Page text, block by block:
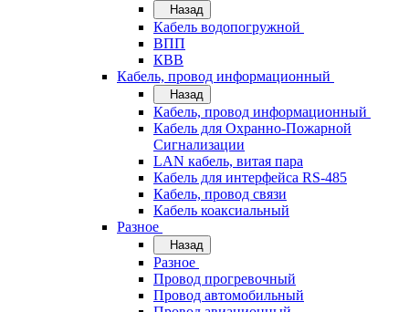
Назад
Кабель водопогружной
ВПП
КВВ
Кабель, провод информационный
Назад
Кабель, провод информационный
Кабель для Охранно-Пожарной
Сигнализации
LAN кабель, витая пара
Кабель для интерфейса RS-485
Кабель, провод связи
Кабель коаксиальный
Разное
Назад
Разное
Провод прогревочный
Провод автомобильный